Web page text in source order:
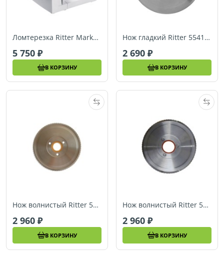
Ломтерезка Ritter Markant 05
5 750
В КОРЗИНУ
Нож гладкий Ritter 554185 (для contura3, solida 3/4/5, sono5, sinus5, scalea5, linea3, E120, E130)
2 690
В КОРЗИНУ
Нож волнистый Ritter 554184 (для contura3, solida 3/4/5, sono5, sinus5, scalea5, linea3, E120, E130)
2 960
В КОРЗИНУ
Нож волнистый Ritter 519107 (для varido1, classico1, icaro7, AES72)
2 960
В КОРЗИНУ